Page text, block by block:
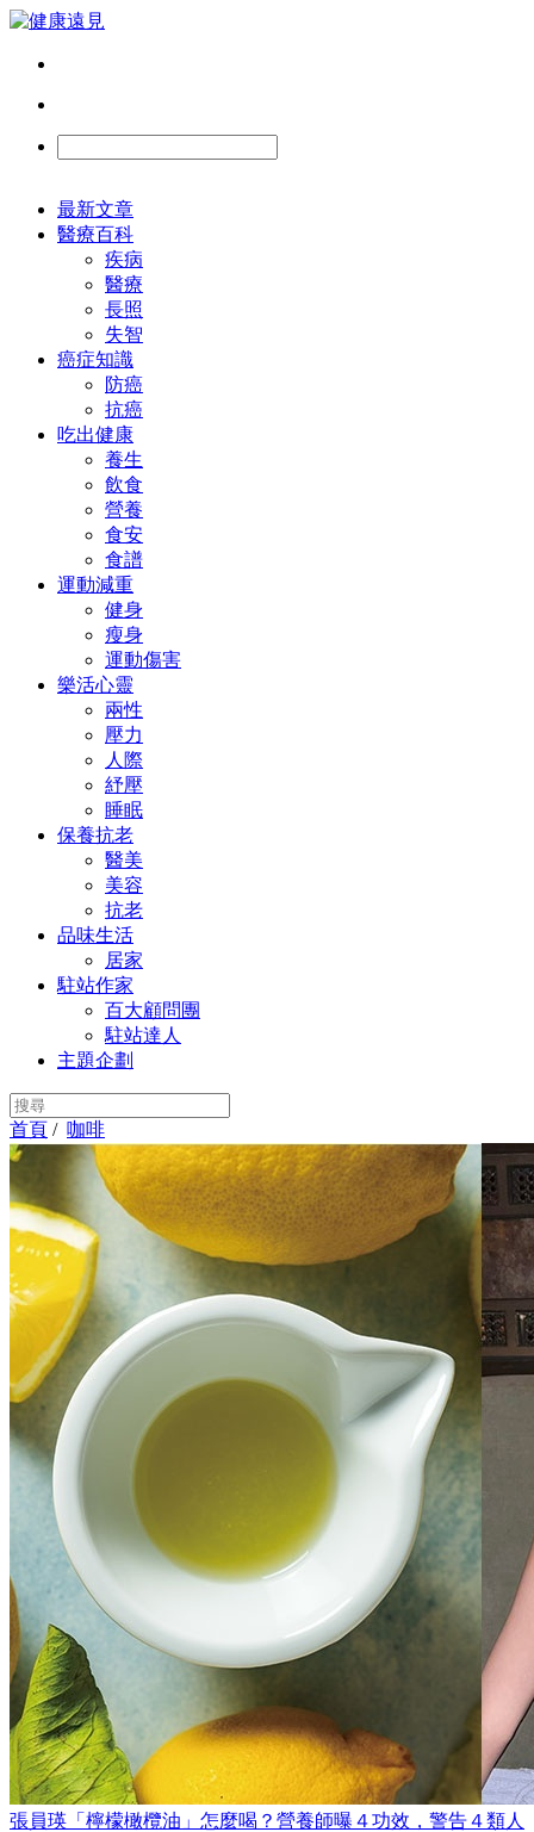
最新文章
醫療百科
疾病
醫療
長照
失智
癌症知識
防癌
抗癌
吃出健康
養生
飲食
營養
食安
食譜
運動減重
健身
瘦身
運動傷害
樂活心靈
兩性
壓力
人際
紓壓
睡眠
保養抗老
醫美
美容
抗老
品味生活
居家
駐站作家
百大顧問團
駐站達人
主題企劃
首頁 / 咖啡
張員瑛「檸檬橄欖油」怎麼喝？營養師曝４功效，警告４類人